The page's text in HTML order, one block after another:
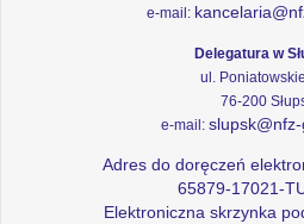
e-mail:
Delegatura w
ul.
76-200
e-mail:
Adres do doręczeń
65879-17021-
Elektroniczna skrzynka